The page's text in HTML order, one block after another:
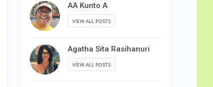
AA Kunto A
VIEW ALL POSTS
Agatha Sita Rasihanuri
VIEW ALL POSTS